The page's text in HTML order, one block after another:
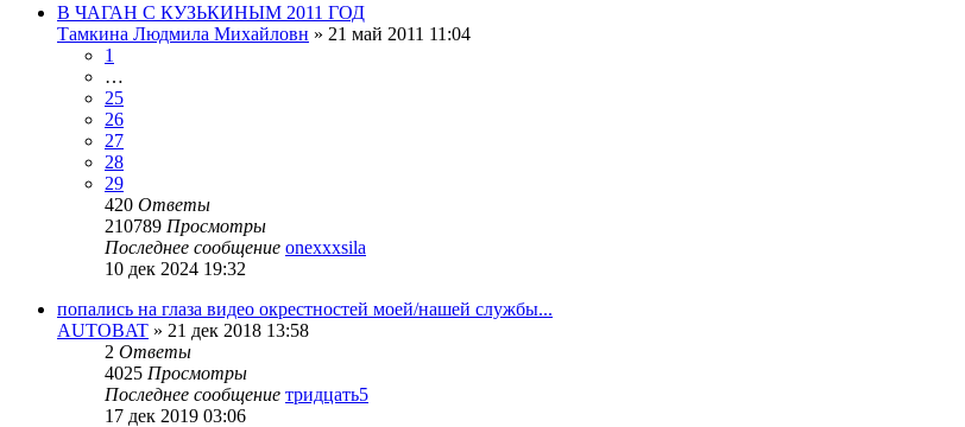
В ЧАГАН С КУЗЬКИНЫМ 2011 ГОД
Тамкина Людмила Михайловн » 21 май 2011 11:04
1
…
25
26
27
28
29
420 Ответы
210789 Просмотры
Последнее сообщение onexxxsila
10 дек 2024 19:32
попались на глаза видео окрестностей моей/нашей службы...
AUTOBAT » 21 дек 2018 13:58
2 Ответы
4025 Просмотры
Последнее сообщение тридцать5
17 дек 2019 03:06